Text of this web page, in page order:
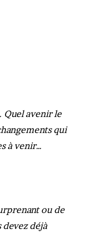
Quel avenir le
qui
à venir…
ou de
devez déjà